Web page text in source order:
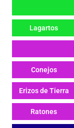
Lagartos
Conejos
Erizos de Tierra
Ratones